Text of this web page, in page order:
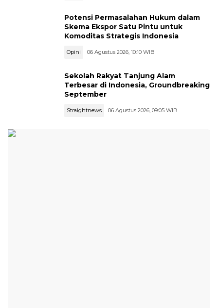
Potensi Permasalahan Hukum dalam
Skema Ekspor Satu Pintu untuk
Komoditas Strategis Indonesia
Opini 06 Agustus 2026, 10:10 WIB
Sekolah Rakyat Tanjung Alam
Terbesar di Indonesia, Groundbreaking
September
Straightnews 06 Agustus 2026, 09:05 WIB